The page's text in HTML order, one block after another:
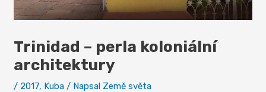
Trinidad – perla koloniální
architektury
/ 2017, Kuba / Napsal Země světa